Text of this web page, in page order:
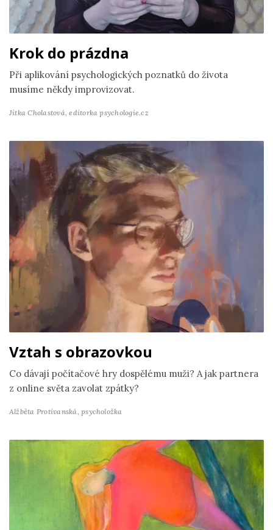
Krok do prázdna
Při aplikování psychologických poznatků do života
musíme někdy improvizovat.
Jitka Cholastová,editorka psychologie.cz
Vztah s obrazovkou
Co dávají počítačové hry dospělému muži? A jak partnera
z online světa zavolat zpátky?
Alžběta Protivanská,psycholožka